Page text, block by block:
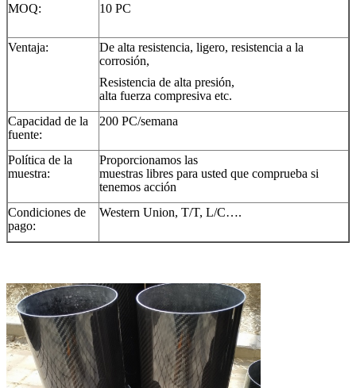
MOQ:
10 PC
Ventaja:
De alta resistencia, ligero, resistencia a la
corrosión,
Resistencia de alta presión,
alta fuerza compresiva etc.
Capacidad de la
fuente:
200 PC/semana
Política de la
muestra:
Proporcionamos las
muestras libres para usted que comprueba si
tenemos acción
Condiciones de
pago:
Western Union, T/T, L/C….